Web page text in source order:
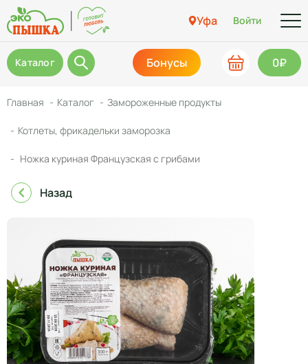
Уфа Войти
Каталог Бонусы 0₽
Главная Каталог Замороженные продукты
Котлеты, фрикадельки заморозка
Ножка куриная Французская с грибами
Назад